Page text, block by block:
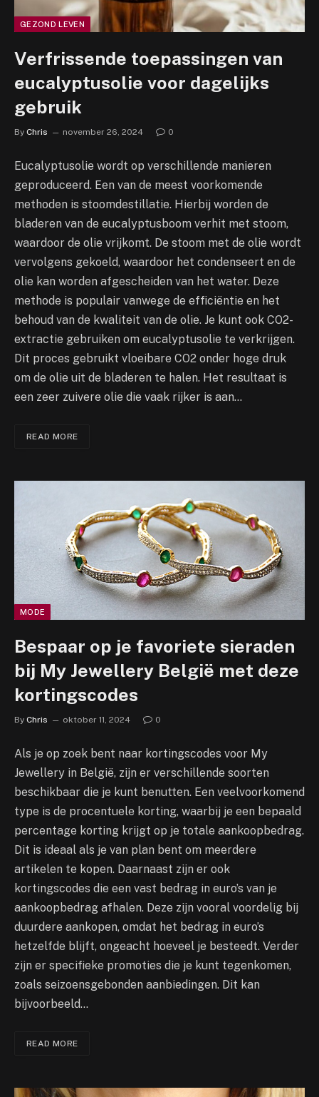
GEZOND LEVEN
Verfrissende toepassingen van
eucalyptusolie voor dagelijks
gebruik
By Chris november 26, 2024 0
Eucalyptusolie wordt op verschillende manieren
geproduceerd. Een van de meest voorkomende
methoden is stoomdestillatie. Hierbij worden de
bladeren van de eucalyptusboom verhit met stoom,
waardoor de olie vrijkomt. De stoom met de olie wordt
vervolgens gekoeld, waardoor het condenseert en de
olie kan worden afgescheiden van het water. Deze
methode is populair vanwege de efficiëntie en het
behoud van de kwaliteit van de olie. Je kunt ook CO2-
extractie gebruiken om eucalyptusolie te verkrijgen.
Dit proces gebruikt vloeibare CO2 onder hoge druk
om de olie uit de bladeren te halen. Het resultaat is
een zeer zuivere olie die vaak rijker is aan…
READ MORE
MODE
Bespaar op je favoriete sieraden
bij My Jewellery België met deze
kortingscodes
By Chris oktober 11, 2024 0
Als je op zoek bent naar kortingscodes voor My
Jewellery in België, zijn er verschillende soorten
beschikbaar die je kunt benutten. Een veelvoorkomend
type is de procentuele korting, waarbij je een bepaald
percentage korting krijgt op je totale aankoopbedrag.
Dit is ideaal als je van plan bent om meerdere
artikelen te kopen. Daarnaast zijn er ook
kortingscodes die een vast bedrag in euro’s van je
aankoopbedrag afhalen. Deze zijn vooral voordelig bij
duurdere aankopen, omdat het bedrag in euro’s
hetzelfde blijft, ongeacht hoeveel je besteedt. Verder
zijn er specifieke promoties die je kunt tegenkomen,
zoals seizoensgebonden aanbiedingen. Dit kan
bijvoorbeeld…
READ MORE